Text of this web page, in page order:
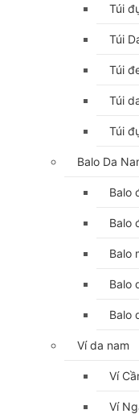
Túi
Túi
Túi
Túi
Túi
Balo Da
Balo
Balo
Balo
Balo
Balo
Ví da nam
Ví
Ví